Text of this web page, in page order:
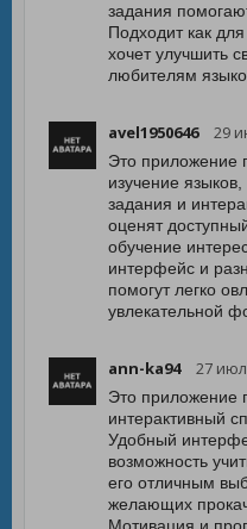
задания
Подходит как
хочет улучшить
любителям
avel1950646 29
Это приложение
изучение
задания и
оценят
обучение
интерфейс и
помогут легко
увлекательной
ann-ka94 27
Это приложение
интерактивный
Удобный
возможность
его отличным
желающих